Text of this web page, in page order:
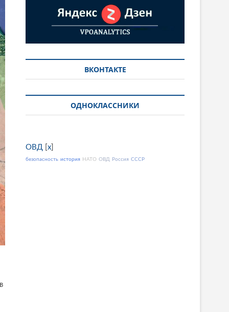
ВКОНТАКТЕ
ОДНОКЛАССНИКИ
ОВД x
безопасность история НАТО ОВД Россия СССР